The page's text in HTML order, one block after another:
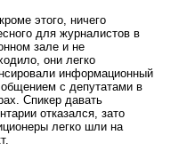
этого, ничего
для журналистов в
зале и не
они легко
информационный
с депутатами в
Спикер давать
отказался, зато
легко шли на